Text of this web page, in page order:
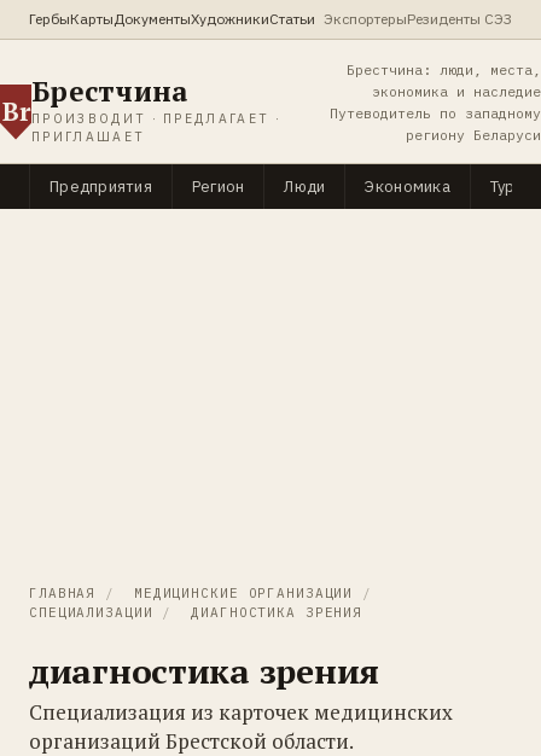
ГербыКартыДокументыХудожникиСтатьи ЭкспортерыРезиденты СЭЗ
Br
Брестчина
ПРОИЗВОДИТ · ПРЕДЛАГАЕТ ·
ПРИГЛАШАЕТ
Брестчина: люди, места,
экономика и наследие
Путеводитель по западному
региону Беларуси
Предприятия Регион Люди Экономика
ГЛАВНАЯ / МЕДИЦИНСКИЕ ОРГАНИЗАЦИИ
/
СПЕЦИАЛИЗАЦИИ
/ ДИАГНОСТИКА ЗРЕНИЯ
диагностика зрения
Специализация из карточек медицинских
организаций Брестской области.